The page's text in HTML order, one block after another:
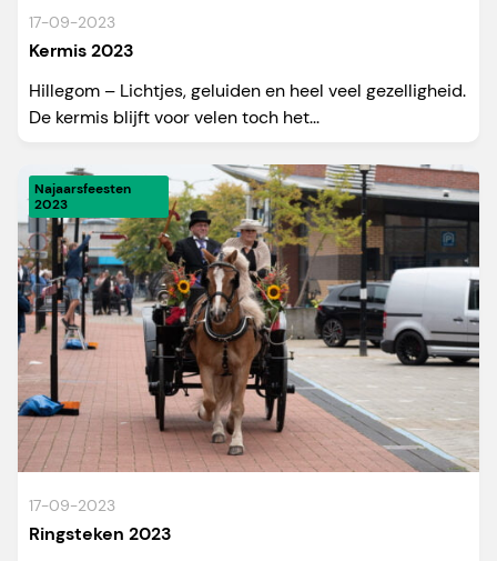
17-09-2023
Kermis 2023
Hillegom – Lichtjes, geluiden en heel veel gezelligheid.
De kermis blijft voor velen toch het...
Najaarsfeesten
2023
17-09-2023
Ringsteken 2023